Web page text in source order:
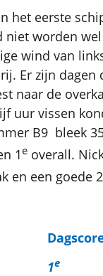
het eerste
niet worden
wind van
Er zijn dagen
naar de
uur vissen
B9 bleek
1e overall.
en een goede 2
1e